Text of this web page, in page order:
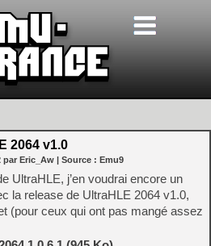
2064 v1.0
par Eric_Aw | Source : Emu9
UltraHLE, j’en voudrai encore un
la release de UltraHLE 2064 v1.0,
(pour ceux qui ont pas mangé assez